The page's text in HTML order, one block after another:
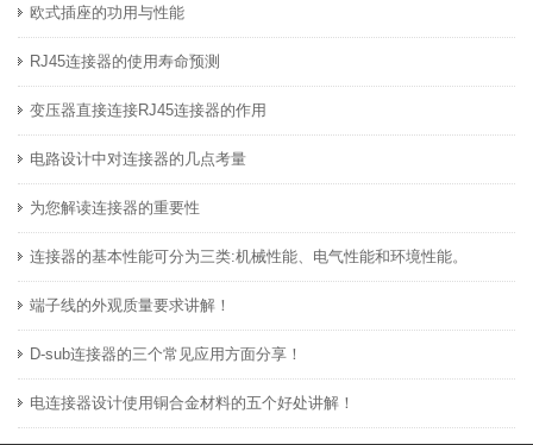
欧式插座的功用与性能
RJ45连接器的使用寿命预测
变压器直接连接RJ45连接器的作用
电路设计中对连接器的几点考量
为您解读连接器的重要性
连接器的基本性能可分为三类:机械性能、电气性能和环境性能。
端子线的外观质量要求讲解！
D-sub连接器的三个常见应用方面分享！
电连接器设计使用铜合金材料的五个好处讲解！